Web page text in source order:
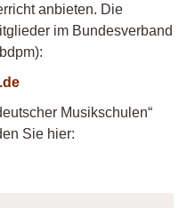
anbieten. Die
im Bundesverband
Musikschulen“
Sie hier: